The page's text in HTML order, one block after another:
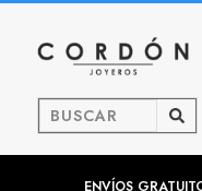
ENVÍOS